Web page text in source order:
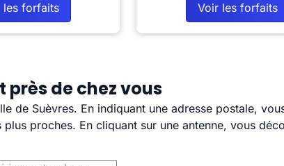
les forfaits Voir les forfaits
près de chez vous
de Suèvres. En indiquant une adresse postale,
plus proches. En cliquant sur une antenne, vous